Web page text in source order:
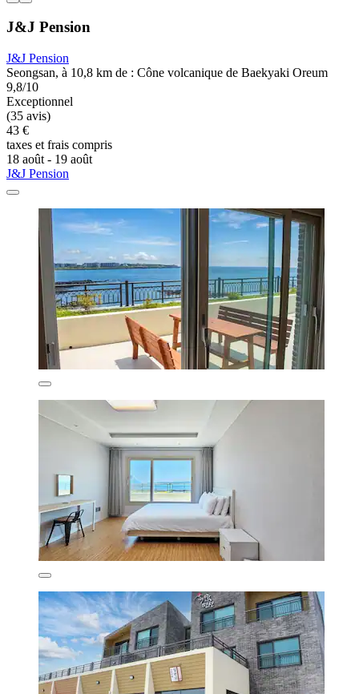
J&J Pension
J&J Pension
Seongsan, à 10,8 km de : Cône volcanique de Baekyaki Oreum
9,8/10
Exceptionnel
(35 avis)
43 €
taxes et frais compris
18 août - 19 août
J&J Pension